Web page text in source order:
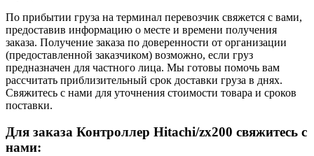
По прибытии груза на терминал перевозчик свяжется с вами,
предоставив информацию о месте и времени получения
заказа. Получение заказа по доверенности от организации
(предоставленной заказчиком) возможно, если груз
предназначен для частного лица. Мы готовы помочь вам
рассчитать приблизительный срок доставки груза в днях.
Свяжитесь с нами для уточнения стоимости товара и сроков
поставки.
Для заказа Контроллер Hitachi/zx200 свяжитесь с
нами: